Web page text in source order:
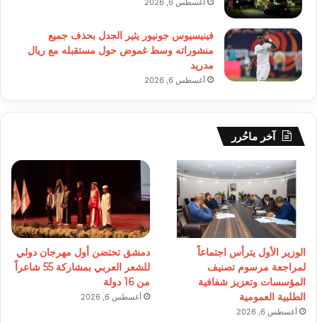
أغسطس 6, 2026
فينيسيوس جونيور يثير الجدل بحذف جميع
منشوراته وسط غموض حول مستقبله مع ريال
مدريد
أغسطس 6, 2026
آخر ماحُرر
الوزير الأول يترأس اجتماعاً
لمراجعة مرسوم تصنيف
المؤسسات وتعزيز شفافية
الطلبية العمومية
أغسطس 6, 2026
دمشق تحتضن أول مهرجان دولي
للشعر العربي بمشاركة 55 شاعراً
من 16 دولة
أغسطس 6, 2026